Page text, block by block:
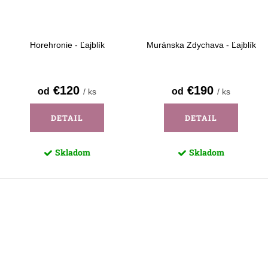
Horehronie - Ľajblík
od €120 / ks
DETAIL
Skladom
Muránska Zdychava - Ľajblík
od €190 / ks
DETAIL
Skladom